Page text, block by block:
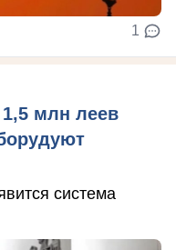
1
млн леев
система